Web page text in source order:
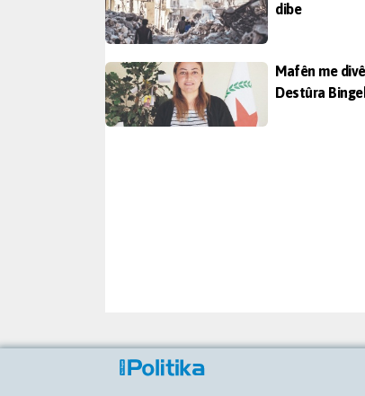
dibe
Mafên me
Destûra